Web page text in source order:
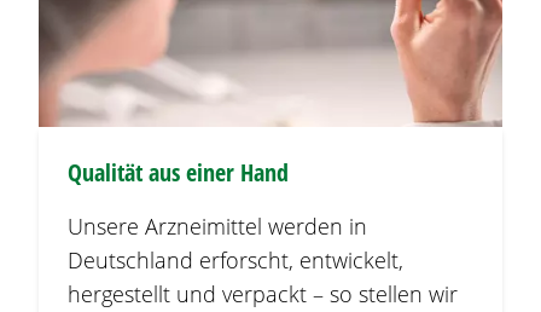
Qualität aus einer Hand
Unsere Arzneimittel werden in
Deutschland erforscht, entwickelt,
hergestellt und verpackt – so stellen wir